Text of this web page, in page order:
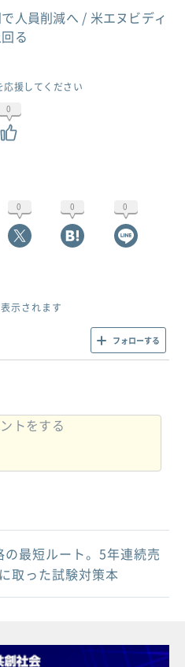
人員削減へ / 米エヌビディ
回る
援してください
0
0 0 0
示されます
フォローする
最短ルート。5年連続売
取った試験対策本